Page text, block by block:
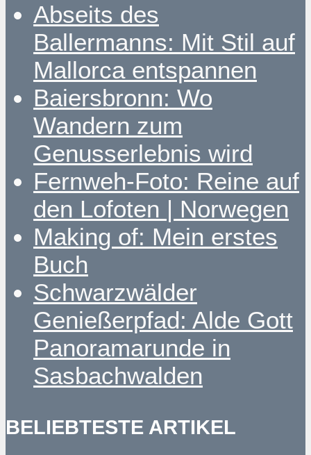
Abseits des
Ballermanns: Mit Stil auf
Mallorca entspannen
Baiersbronn: Wo
Wandern zum
Genusserlebnis wird
Fernweh-Foto: Reine auf
den Lofoten | Norwegen
Making of: Mein erstes
Buch
Schwarzwälder
Genießerpfad: Alde Gott
Panoramarunde in
Sasbachwalden
BELIEBTESTE ARTIKEL